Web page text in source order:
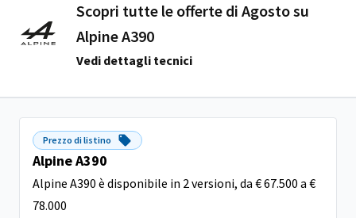
Scopri tutte le offerte di Agosto su
Alpine A390
Vedi dettagli tecnici
Prezzo di listino
Alpine A390
Alpine A390 è disponibile in 2 versioni, da € 67.500 a €
78.000